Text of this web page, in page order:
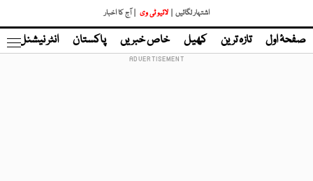
اشتہار لگائیں |
لائیو ٹی وی | آج کا اخبار
صفحۂ اول تازہ ترین کھیل خاص خبریں پاکستان انٹر نیشنل